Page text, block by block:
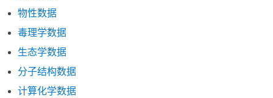
物性数据
毒理学数据
生态学数据
分子结构数据
计算化学数据